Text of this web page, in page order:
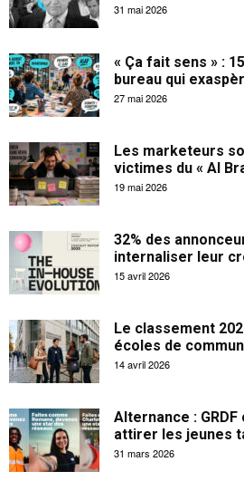
31 mai 2026
« Ça fait sens » :
bureau qui
27 mai 2026
Les marketeurs
victimes du « AI
19 mai 2026
32% des
internaliser leur
15 avril 2026
Le classement
écoles de
14 avril 2026
Alternance :
attirer les jeunes
31 mars 2026